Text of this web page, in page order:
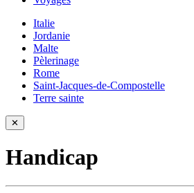
Italie
Jordanie
Malte
Pèlerinage
Rome
Saint-Jacques-de-Compostelle
Terre sainte
✕
Handicap